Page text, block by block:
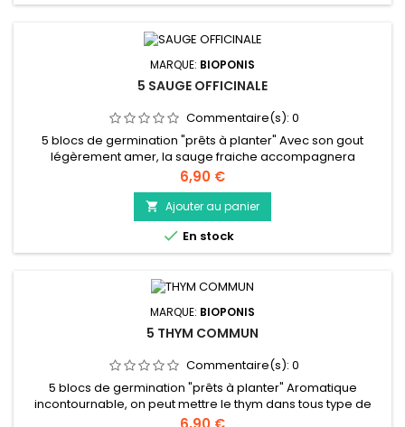
MARQUE: BIOPONIS
5 SAUGE OFFICINALE
Commentaire(s): 0
5 blocs de germination "prêts à planter" Avec son gout
légèrement amer, la sauge fraiche accompagnera
parfaitement vos marinades, les plats avec du gibier ou
autre plat à base de viande. Elle se parfumera aussi vos
poissons. Il est préférable de l’ajouter en fin de cuisson pour
conserver toutes ses propriétés gustatives. Les fleurs sont
aussi comestibles...
Prix
6,90 €
 Ajouter au panier
 En stock
MARQUE: BIOPONIS
5 THYM COMMUN
Commentaire(s): 0
5 blocs de germination "prêts à planter" Aromatique
incontournable, on peut mettre le thym dans tous type de
recettes. Il s’accordera aussi bien avec des plats en sauce,
Prix